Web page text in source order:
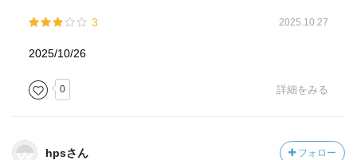
3 2025.10.27
2025/10/26
0 詳細をみる
hpsさん フォロー